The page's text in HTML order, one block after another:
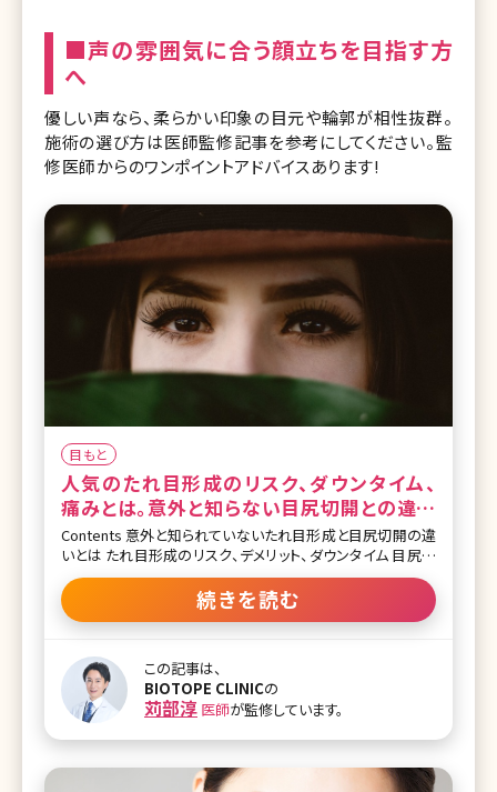
■声の雰囲気に合う顔立ちを目指す方
へ
優しい声なら、柔らかい印象の目元や輪郭が相性抜群。
施術の選び方は医師監修記事を参考にしてください。監
修医師からのワンポイントアドバイスあります!
目もと
人気のたれ目形成のリスク、ダウンタイム、
痛みとは。意外と知らない目尻切開との違い
も解説
Contents 意外と知られていないたれ目形成と目尻切開の違
いとは たれ目形成のリスク、デメリット、ダウンタイム 目尻切
開のリスク、デメリット、ダウンタイム たれ目形成と併用すると
良い施術 まとめ 【監修医師からのワンポイント】たれ目形成
は当院でもよく行っている手術ですが、誰にでも似合うわけで
るだけの方法、皮膚切開をする方法、目の裏の粘膜側から切
開する方法など様々です。どのような目が似合うのか医師と
よくシミュレーションして決めましょう。また、目尻切開も人気
の高い手術です。目の周りの骨格などを加味して幅を決めて
いきます。大きく目の横幅を変えたい場合は目尻靭帯移動術
相談し、最適な方法を見つけてください。 日本人はその他の
続きを読む
この記事は、
BIOTOPE CLINICの
苅部淳 医師が監修しています。